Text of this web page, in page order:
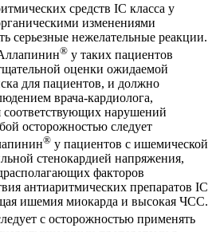
средств IC класса у
изменениями
серьезные нежелательные реакции.
® у таких пациентов
оценки ожидаемой
для пациентов, и должно
врача-кардиолога,
нарушений
осторожностью следует
® у пациентов с ишемической
стенокардией напряжения,
факторов
антиаритмических препаратов IC
ишемия миокарда и высокая ЧСС.
с осторожностью применять